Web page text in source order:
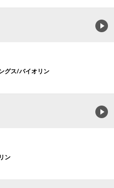
グス/バイオリン
ン